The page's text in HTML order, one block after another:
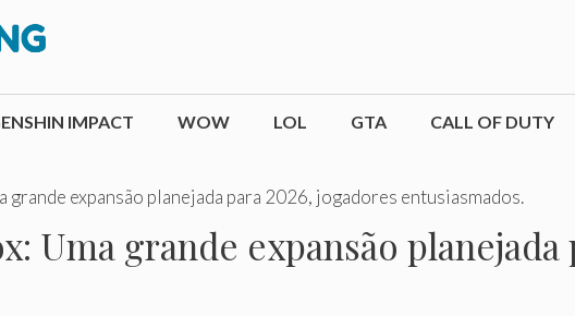
IMPACT WOW LOL GTA CALL OF DUTY
grande expansão planejada para 2026, jogadores entusiasmados.
Uma grande expansão planejada